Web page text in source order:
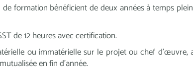
formation bénéficient de deux années à temps
de 12 heures avec certification.
ou immatérielle sur le projet ou chef d’œuvre,
en fin d’année.